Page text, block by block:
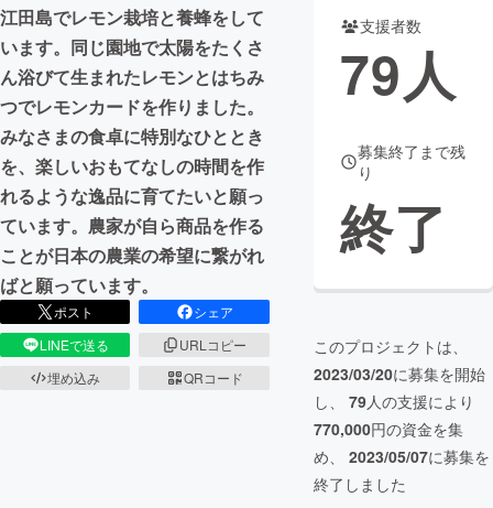
江田島でレモン栽培と養蜂をして
います。同じ園地で太陽をたくさ
ん浴びて生まれたレモンとはちみ
つでレモンカードを作りました。
みなさまの食卓に特別なひととき
を、楽しいおもてなしの時間を作
れるような逸品に育てたいと願っ
ています。農家が自ら商品を作る
ことが日本の農業の希望に繋がれ
ばと願っています。
ポスト
シェア
LINEで送る
URLコピー
埋め込み
QRコード
支援者数
79人
募集終了まで残
り
終了
このプロジェクトは、
2023/03/20に募集を開始
し、 79人の支援により
770,000円の資金を集
め、 2023/05/07に募集を
終了しました